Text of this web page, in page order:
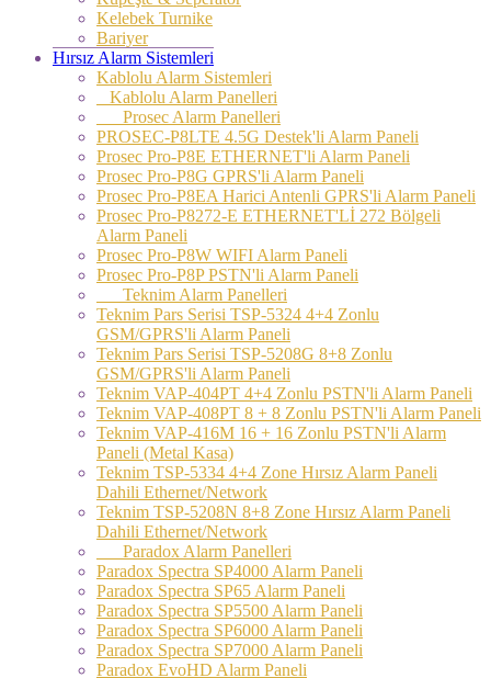
Kelebek Turnike
Bariyer
Hırsız Alarm Sistemleri
Kablolu Alarm Sistemleri
Kablolu Alarm Panelleri
Prosec Alarm Panelleri
PROSEC-P8LTE 4.5G Destek'li Alarm Paneli
Prosec Pro-P8E ETHERNET'li Alarm Paneli
Prosec Pro-P8G GPRS'li Alarm Paneli
Prosec Pro-P8EA Harici Antenli GPRS'li Alarm Paneli
Prosec Pro-P8272-E ETHERNET'Lİ 272 Bölgeli
Alarm Paneli
Prosec Pro-P8W WIFI Alarm Paneli
Prosec Pro-P8P PSTN'li Alarm Paneli
Teknim Alarm Panelleri
Teknim Pars Serisi TSP-5324 4+4 Zonlu
GSM/GPRS'li Alarm Paneli
Teknim Pars Serisi TSP-5208G 8+8 Zonlu
GSM/GPRS'li Alarm Paneli
Teknim VAP-404PT 4+4 Zonlu PSTN'li Alarm Paneli
Teknim VAP-408PT 8 + 8 Zonlu PSTN'li Alarm Paneli
Teknim VAP-416M 16 + 16 Zonlu PSTN'li Alarm
Paneli (Metal Kasa)
Teknim TSP-5334 4+4 Zone Hırsız Alarm Paneli
Dahili Ethernet/Network
Teknim TSP-5208N 8+8 Zone Hırsız Alarm Paneli
Dahili Ethernet/Network
Paradox Alarm Panelleri
Paradox Spectra SP4000 Alarm Paneli
Paradox Spectra SP65 Alarm Paneli
Paradox Spectra SP5500 Alarm Paneli
Paradox Spectra SP6000 Alarm Paneli
Paradox Spectra SP7000 Alarm Paneli
Paradox EvoHD Alarm Paneli